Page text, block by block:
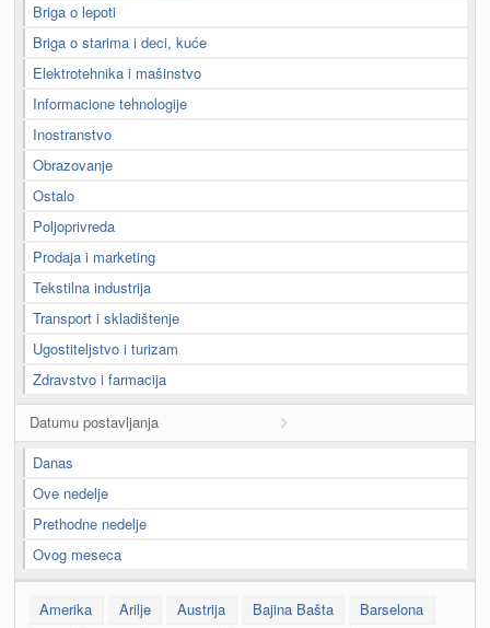
Briga o lepoti
Briga o starima i deci, kuće
Elektrotehnika i mašinstvo
Informacione tehnologije
Inostranstvo
Obrazovanje
Ostalo
Poljoprivreda
Prodaja i marketing
Tekstilna industrija
Transport i skladištenje
Ugostiteljstvo i turizam
Zdravstvo i farmacija
Datumu postavljanja
Danas
Ove nedelje
Prethodne nedelje
Ovog meseca
Amerika Arilje Austrija Bajina Bašta
Barselona